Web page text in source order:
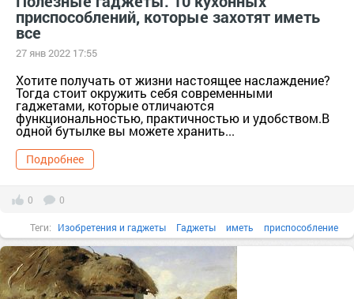
приспособлений, которые захотят иметь
все
27 янв 2022 17:55
Хотите получать от жизни настоящее наслаждение?
Тогда стоит окружить себя современными
гаджетами, которые отличаются
функциональностью, практичностью и удобством.В
одной бутылке вы можете хранить...
Подробнее
0 0
Теги: Изобретения и гаджеты Гаджеты иметь приспособление